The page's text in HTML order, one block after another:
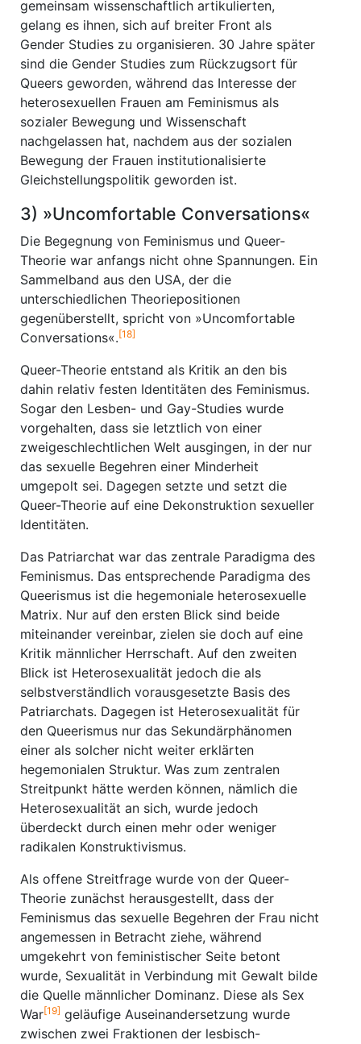
gemeinsam wissenschaftlich artikulierten,
gelang es ihnen, sich auf breiter Front als
Gender Studies zu organisieren. 30 Jahre später
sind die Gender Studies zum Rückzugsort für
Queers geworden, während das Interesse der
heterosexuellen Frauen am Feminismus als
sozialer Bewegung und Wissenschaft
nachgelassen hat, nachdem aus der sozialen
Bewegung der Frauen institutionalisierte
Gleichstellungspolitik geworden ist.
3) »Uncomfortable Conversations«
Die Begegnung von Feminismus und Queer-
Theorie war anfangs nicht ohne Spannungen. Ein
Sammelband aus den USA, der die
unterschiedlichen Theorie­positionen
gegenüberstellt, spricht von »Uncomfortable
Conversations«.[18]
Queer-Theorie entstand als Kritik an den bis
dahin relativ festen Identitäten des Feminismus.
Sogar den Lesben- und Gay-Studies wurde
vorgehalten, dass sie letztlich von einer
zweigeschlechtlichen Welt ausgingen, in der nur
das sexuelle Begehren einer Minderheit
umgepolt sei. Dagegen setzte und setzt die
Queer-Theorie auf eine Dekonstruktion sexueller
Identitäten.
Das Patriarchat war das zentrale Paradigma des
Feminismus. Das entsprechende Paradigma des
Queerismus ist die hegemoniale heterosexuelle
Matrix. Nur auf den ersten Blick sind beide
miteinander vereinbar, zielen sie doch auf eine
Kritik männlicher Herrschaft. Auf den zweiten
Blick ist Heterosexualität jedoch die als
selbstverständlich vorausgesetzte Basis des
Patriarchats. Dagegen ist Heterosexualität für
den Queerismus nur das Sekundärphänomen
einer als solcher nicht weiter erklärten
hegemonialen Struktur. Was zum zentralen
Streitpunkt hätte werden können, nämlich die
Heterosexualität an sich, wurde jedoch
überdeckt durch einen mehr oder weniger
radikalen Konstruktivismus.
Als offene Streitfrage wurde von der Queer-
Theorie zunächst herausgestellt, dass der
Feminismus das sexuelle Begehren der Frau nicht
angemessen in Betracht ziehe, während
umgekehrt von feministischer Seite betont
wurde, Sexualität in Verbindung mit Gewalt bilde
die Quelle männlicher Dominanz. Diese als Sex
War[19] geläufige Auseinandersetzung wurde
zwischen zwei Fraktionen der lesbisch-